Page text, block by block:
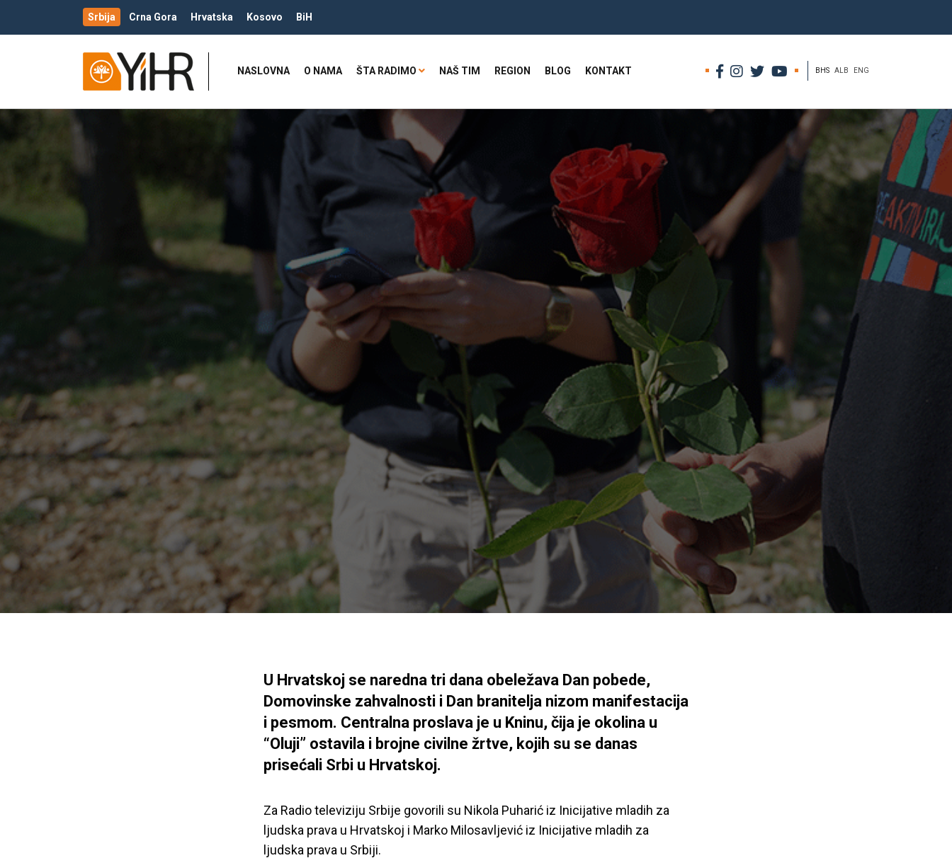
Srbija Crna Gora Hrvatska Kosovo BiH
NASLOVNA O NAMA ŠTA RADIMO NAŠ TIM REGION BLOG KONTAKT BHS ALB ENG
U Hrvatskoj se naredna tri dana obeležava Dan pobede,
Domovinske zahvalnosti i Dan branitelja nizom manifestacija
i pesmom. Centralna proslava je u Kninu, čija je okolina u
“Oluji” ostavila i brojne civilne žrtve, kojih su se danas
prisećali Srbi u Hrvatskoj.
Za Radio televiziju Srbije govorili su Nikola Puharić iz Inicijative mladih za
ljudska prava u Hrvatskoj i Marko Milosavljević iz Inicijative mladih za
ljudska prava u Srbiji.